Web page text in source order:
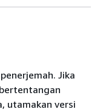
Jika
utamakan versi